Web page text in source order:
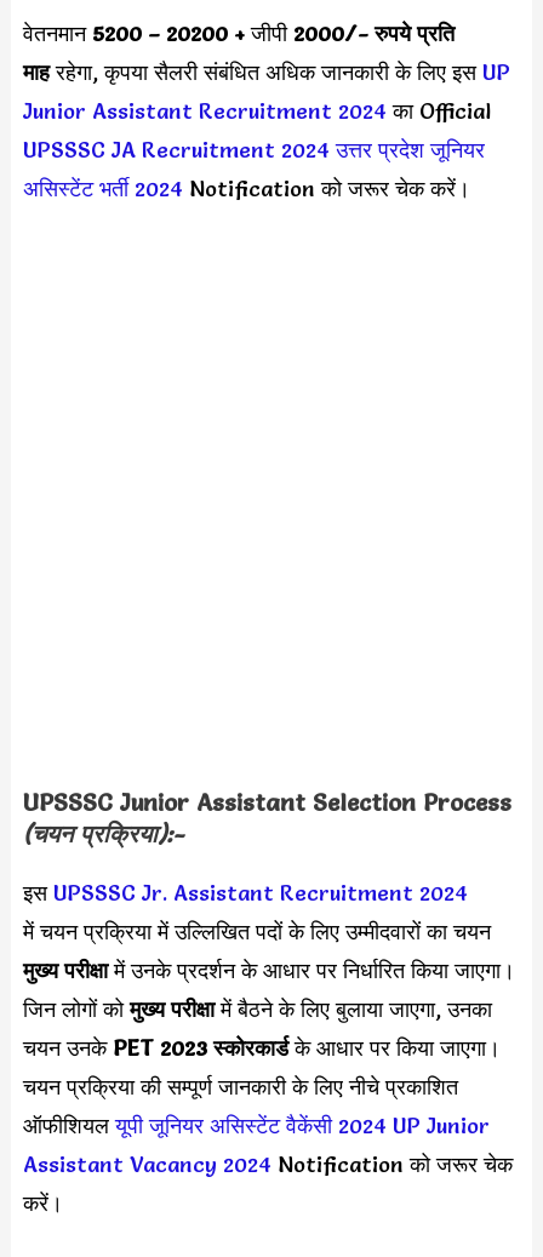
वेतनमान 5200 – 20200 +जीपी2000/- रुपये प्रति
माहरहेगा, कृपया सैलरी संबंधित अधिक जानकारी के लिए इसUP
Junior Assistant Recruitment 2024 का Official
UPSSSC JA Recruitment 2024 उत्तर प्रदेश जूनियर
असिस्टेंट भर्ती 2024 Notification को जरूर चेक करें।
UPSSSC Junior Assistant Selection Process
(चयन प्रक्रिया):-
इसUPSSSC Jr. Assistant Recruitment 2024
में चयन प्रक्रिया में उल्लिखित पदों के लिए उम्मीदवारों का चयन
मुख्य परीक्षामें उनके प्रदर्शन के आधार पर निर्धारित किया जाएगा।
जिन लोगों कोमुख्य परीक्षामें बैठने के लिए बुलाया जाएगा, उनका
चयन उनकेPET 2023 स्कोरकार्डके आधार पर किया जाएगा।
चयन प्रक्रिया की सम्पूर्ण जानकारी के लिए नीचे प्रकाशित
ऑफीशियलयूपी जूनियर असिस्टेंट वैकेंसी 2024 UP Junior
Assistant Vacancy 2024 Notification को जरूर चेक
करें।